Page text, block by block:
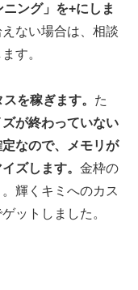
ング」を+にしま
ない場合は、相談
す。
を稼ぎます。 た
が終わっていない
なので、メモリが
ズします。 金枠の
輝くキミへのカス
ットしました。